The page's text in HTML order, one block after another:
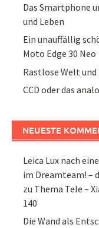
Das Smartphone
und Leben
Ein unauffällig
Moto Edge 30 Neo
Rastlose Welt
CCD oder das
NEUESTE
Leica Lux nach
im Dreamteam! –
zu Thema Tele –
140
Die Wand als